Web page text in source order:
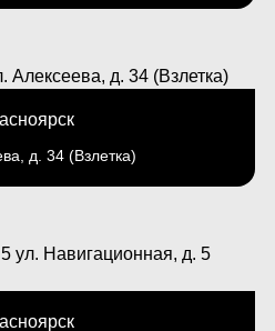
д. 34 (Взлетка)